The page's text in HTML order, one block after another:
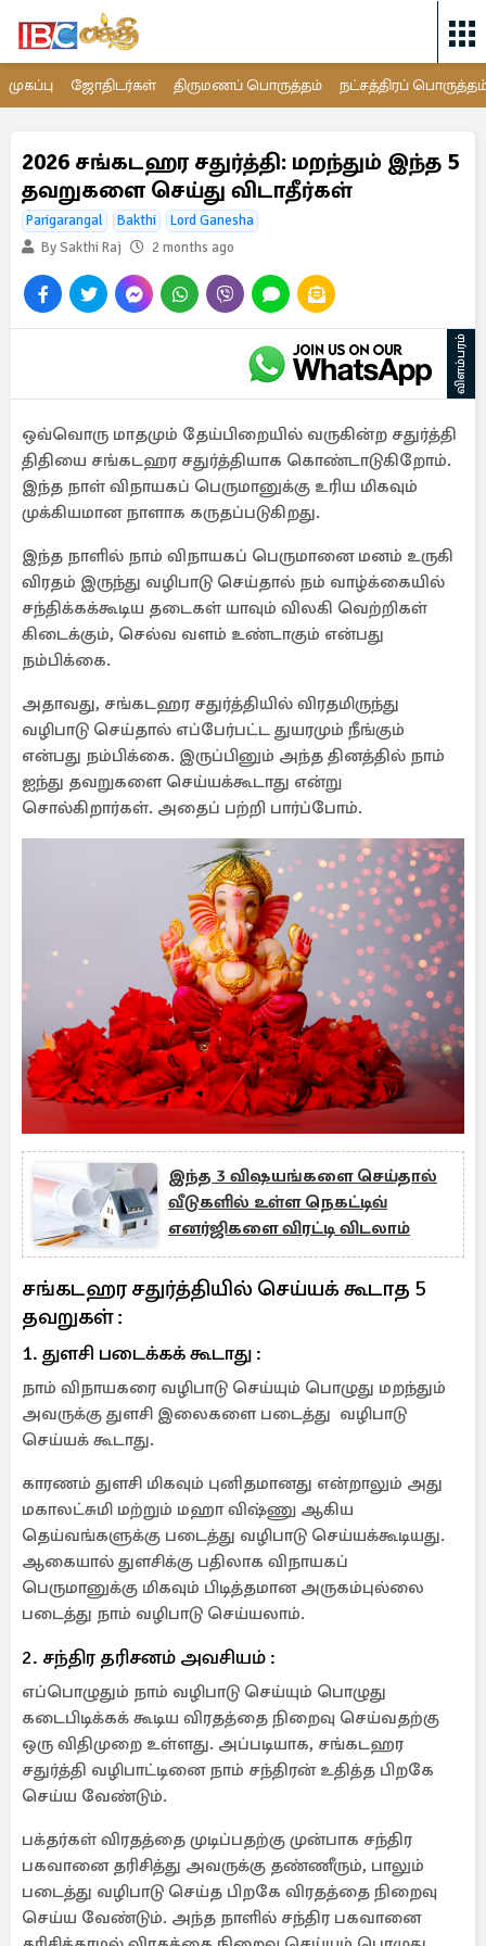
முகப்பு ஜோதிடர்கள் திருமணப் பொருத்தம் நட்சத்திரப்
2026 சங்கடஹர சதுர்த்தி: மறந்தும் இந்த 5
தவறுகளை செய்து விடாதீர்கள்
Parigarangal Bakthi
Lord Ganesha
By Sakthi Raj
2 months ago
விளம்பரம்
ஒவ்வொரு மாதமும் தேய்பிறையில் வருகின்ற சதுர்த்தி
திதியை சங்கடஹர சதுர்த்தியாக கொண்டாடுகிறோம்.
இந்த நாள் விநாயகப் பெருமானுக்கு உரிய மிகவும்
முக்கியமான நாளாக கருதப்படுகிறது.
இந்த நாளில் நாம் விநாயகப் பெருமானை மனம் உருகி
விரதம் இருந்து வழிபாடு செய்தால் நம் வாழ்க்கையில்
சந்திக்கக்கூடிய தடைகள் யாவும் விலகி வெற்றிகள்
கிடைக்கும், செல்வ வளம் உண்டாகும் என்பது
நம்பிக்கை.
அதாவது, சங்கடஹர சதுர்த்தியில் விரதமிருந்து
வழிபாடு செய்தால் எப்பேர்பட்ட துயரமும் நீங்கும்
என்பது நம்பிக்கை. இருப்பினும் அந்த தினத்தில் நாம்
ஐந்து தவறுகளை செய்யக்கூடாது என்று
சொல்கிறார்கள். அதைப் பற்றி பார்ப்போம்.
இந்த 3 விஷயங்களை செய்தால்
வீடுகளில் உள்ள நெகட்டிவ்
எனர்ஜிகளை விரட்டி விடலாம்
சங்கடஹர சதுர்த்தியில் செய்யக் கூடாத 5
தவறுகள் :
1. துளசி படைக்கக் கூடாது :
நாம் விநாயகரை வழிபாடு செய்யும் பொழுது மறந்தும்
அவருக்கு துளசி இலைகளை படைத்து வழிபாடு
செய்யக் கூடாது.
காரணம் துளசி மிகவும் புனிதமானது என்றாலும் அது
மகாலட்சுமி மற்றும் மஹா விஷ்ணு ஆகிய
தெய்வங்களுக்கு படைத்து வழிபாடு செய்யக்கூடியது.
ஆகையால் துளசிக்கு பதிலாக விநாயகப்
பெருமானுக்கு மிகவும் பிடித்தமான அருகம்புல்லை
படைத்து நாம் வழிபாடு செய்யலாம்.
2. சந்திர தரிசனம் அவசியம் :
எப்பொழுதும் நாம் வழிபாடு செய்யும் பொழுது
கடைபிடிக்கக் கூடிய விரதத்தை நிறைவு செய்வதற்கு
ஒரு விதிமுறை உள்ளது. அப்படியாக, சங்கடஹர
சதுர்த்தி வழிபாட்டினை நாம் சந்திரன் உதித்த பிறகே
செய்ய வேண்டும்.
பக்தர்கள் விரதத்தை முடிப்பதற்கு முன்பாக சந்திர
பகவானை தரிசித்து அவருக்கு தண்ணீரும், பாலும்
படைத்து வழிபாடு செய்த பிறகே விரதத்தை நிறைவு
செய்ய வேண்டும். அந்த நாளில் சந்திர பகவானை